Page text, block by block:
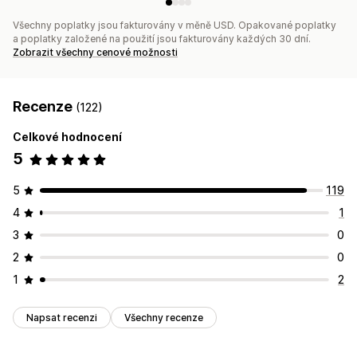
Geolokace Segmentace Označování štítky Vykazování
Analytika A/​B testování Sledování
Všechny poplatky jsou fakturovány v měně USD. Opakované poplatky
a poplatky založené na použití jsou fakturovány každých 30 dní.
Zobrazit všechny cenové možnosti
Recenze (122)
Celkové hodnocení
5
5
119
4
1
3
0
2
0
1
2
Napsat recenzi Všechny recenze